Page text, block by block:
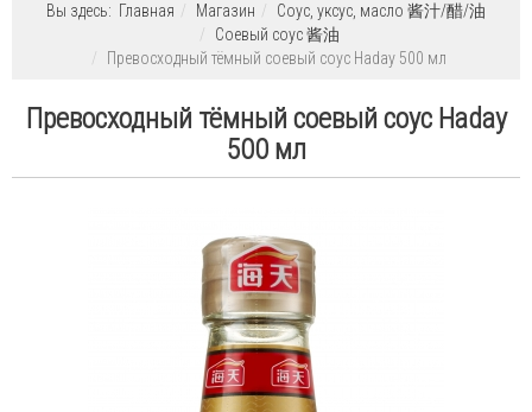
Вы здесь: Главная Магазин
Соус, уксус, масло 酱汁/醋/油
Соевый соус 酱油
Превосходный тёмный соевый соус Haday 500 мл
Превосходный тёмный соевый соус Haday
500 мл